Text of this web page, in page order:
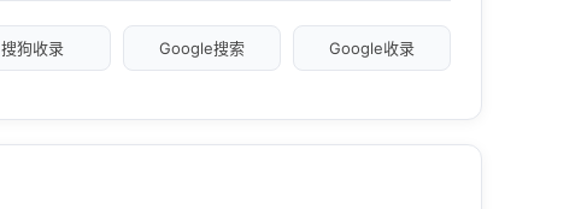
搜狗收录 Google搜索 Google收录